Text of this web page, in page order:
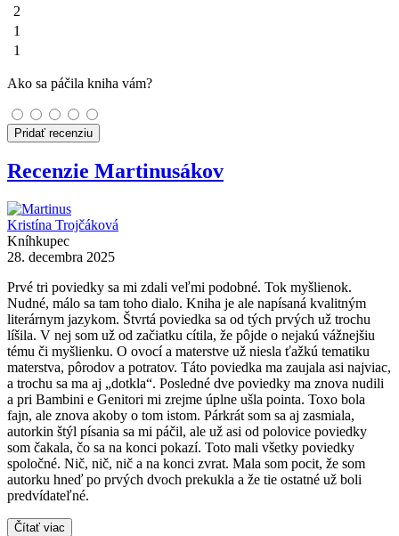
2
1
1
Ako sa páčila kniha vám?
Pridať recenziu
Recenzie Martinusákov
Kristína Trojčáková
Kníhkupec
28. decembra 2025
Prvé tri poviedky sa mi zdali veľmi podobné. Tok myšlienok.
Nudné, málo sa tam toho dialo. Kniha je ale napísaná kvalitným
literárnym jazykom. Štvrtá poviedka sa od tých prvých už trochu
líšila. V nej som už od začiatku cítila, že pôjde o nejakú vážnejšiu
tému či myšlienku. O ovocí a materstve už niesla ťažkú tematiku
materstva, pôrodov a potratov. Táto poviedka ma zaujala asi najviac,
a trochu sa ma aj „dotkla“. Posledné dve poviedky ma znova nudili
a pri Bambini e Genitori mi zrejme úplne ušla pointa. Toxo bola
fajn, ale znova akoby o tom istom. Párkrát som sa aj zasmiala,
autorkin štýl písania sa mi páčil, ale už asi od polovice poviedky
som čakala, čo sa na konci pokazí. Toto mali všetky poviedky
spoločné. Nič, nič, nič a na konci zvrat. Mala som pocit, že som
autorku hneď po prvých dvoch prekukla a že tie ostatné už boli
predvídateľné.
Čítať viac